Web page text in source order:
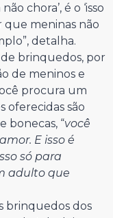
chora’, é o ‘isso
que meninas não
detalha.
brinquedos, por
de meninos e
procura um
oferecidas são
bonecas, “você
E isso é
só para
adulto que
brinquedos dos